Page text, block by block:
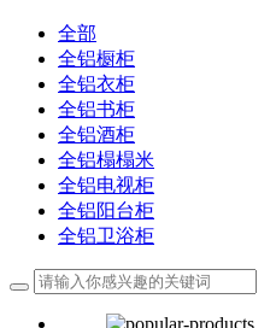
全部
全铝橱柜
全铝衣柜
全铝书柜
全铝酒柜
全铝榻榻米
全铝电视柜
全铝阳台柜
全铝卫浴柜